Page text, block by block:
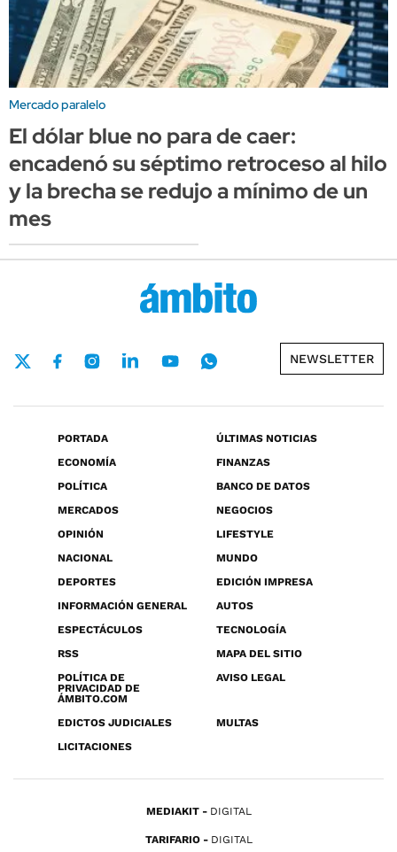
Mercado paralelo
El dólar blue no para de caer:
encadenó su séptimo retroceso al hilo
y la brecha se redujo a mínimo de un
mes
NEWSLETTER
PORTADA
ÚLTIMAS NOTICIAS
ECONOMÍA
FINANZAS
POLÍTICA
BANCO DE DATOS
MERCADOS
NEGOCIOS
OPINIÓN
LIFESTYLE
NACIONAL
MUNDO
DEPORTES
EDICIÓN IMPRESA
INFORMACIÓN GENERAL
AUTOS
ESPECTÁCULOS
TECNOLOGÍA
RSS
MAPA DEL SITIO
POLÍTICA DE
PRIVACIDAD DE
ÁMBITO.COM
AVISO LEGAL
EDICTOS JUDICIALES
MULTAS
LICITACIONES
MEDIAKIT DIGITAL
TARIFARIO DIGITAL